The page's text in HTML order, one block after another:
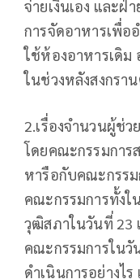
จ่ายเงินเอง และฝ่
การจัดอาหารเพื่อ
ใช้ห้องอาหารเดิม
ในช่วงหลังสงกรา
2.เรื่องจำนวนผู้ช่
โดยคณะกรรมการ
หารือกับคณะกรรม
คณะกรรมการทั้ง
วุฒิสภาในวันที่ 23
คณะกรรมการในวั
ดำเนินการอย่างไ